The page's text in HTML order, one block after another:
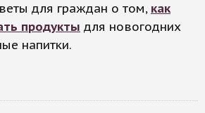
для граждан о том, как
продукты для новогодних
напитки.